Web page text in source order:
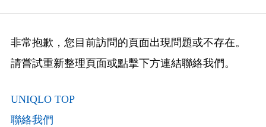
非常抱歉，您目前訪問的頁面出現問題或不存在。
請嘗試重新整理頁面或點擊下方連結聯絡我們。
UNIQLO TOP
聯絡我們